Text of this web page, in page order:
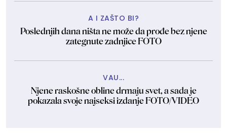
A I ZAŠTO BI?
Poslednjih dana ništa ne može da prođe bez njene
zategnute zadnjice FOTO
VAU...
Njene raskošne obline drmaju svet, a sada je
pokazala svoje najseksi izdanje FOTO/VIDEO